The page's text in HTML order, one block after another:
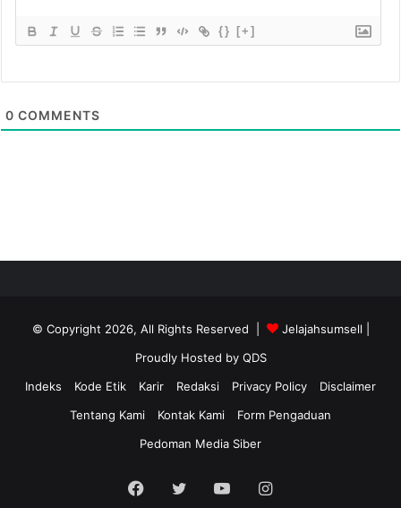
{} [+]
0 COMMENTS
© Copyright 2026, All Rights Reserved | Jelajahsumsell
Proudly Hosted by QDS
Indeks
Kode Etik Karir Redaksi Privacy Policy
Disclaimer
Tentang Kami
Kontak Kami
Form Pengaduan
Pedoman Media Siber
Facebook
Twitter YouTubeInstagram